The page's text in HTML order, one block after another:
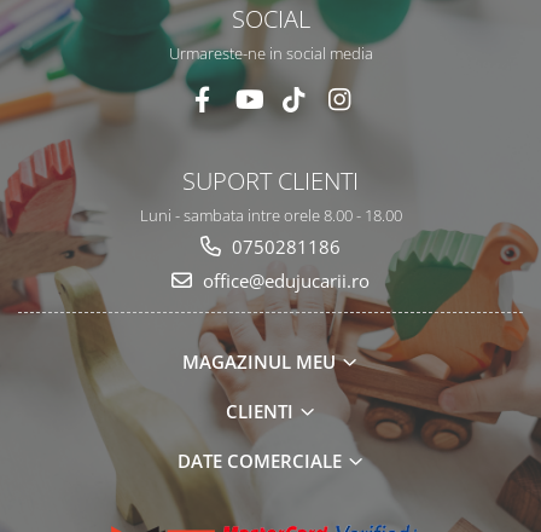
SOCIAL
Urmareste-ne in social media
SUPORT CLIENTI
Luni - sambata intre orele 8.00 - 18.00
0750281186
office@edujucarii.ro
MAGAZINUL MEU
CLIENTI
DATE COMERCIALE